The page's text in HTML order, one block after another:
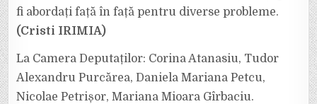
fi abordați față în față pentru diverse probleme.
(Cristi IRIMIA)
La Camera Deputaților: Corina Atanasiu, Tudor
Alexandru Purcărea, Daniela Mariana Petcu,
Nicolae Petrișor, Mariana Mioara Gîrbaciu.